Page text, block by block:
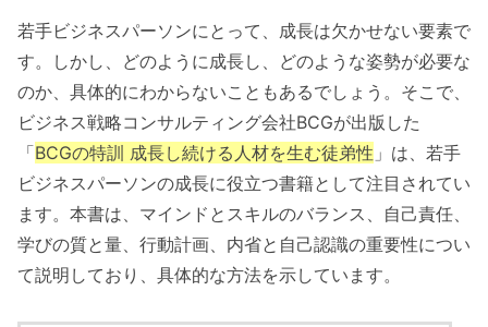
若手ビジネスパーソンにとって、成長は欠かせない要素で
す。しかし、どのように成長し、どのような姿勢が必要な
のか、具体的にわからないこともあるでしょう。そこで、
ビジネス戦略コンサルティング会社BCGが出版した
「BCGの特訓 成長し続ける人材を生む徒弟性 」は、若手
ビジネスパーソンの成長に役立つ書籍として注目されてい
ます。本書は、マインドとスキルのバランス、自己責任、
学びの質と量、行動計画、内省と自己認識の重要性につい
て説明しており、具体的な方法を示しています。